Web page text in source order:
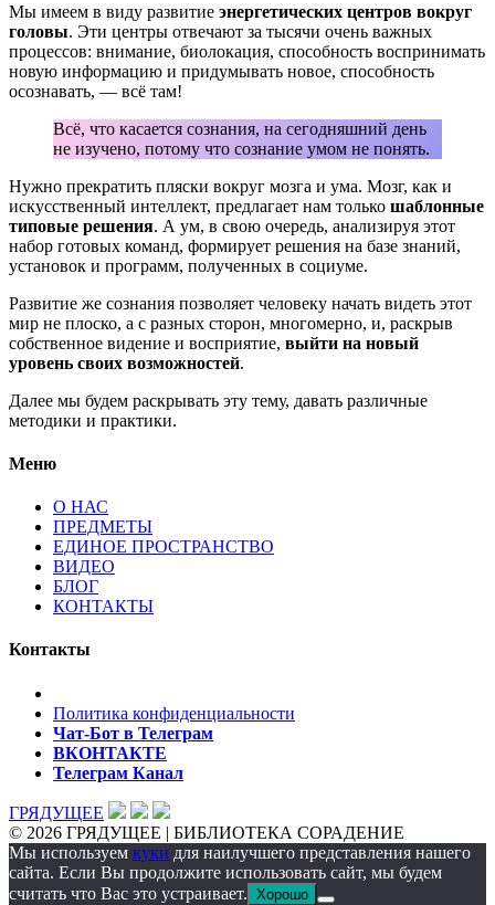
Мы имеем в виду развитие энергетических центров вокруг
головы. Эти центры отвечают за тысячи очень важных
процессов: внимание, биолокация, способность воспринимать
новую информацию и придумывать новое, способность
осознавать, — всё там!
Всё, что касается сознания, на сегодняшний день
не изучено, потому что сознание умом не понять.
Нужно прекратить пляски вокруг мозга и ума. Мозг, как и
искусственный интеллект, предлагает нам только шаблонные
типовые решения. А ум, в свою очередь, анализируя этот
набор готовых команд, формирует решения на базе знаний,
установок и программ, полученных в социуме.
Развитие же сознания позволяет человеку начать видеть этот
мир не плоско, а с разных сторон, многомерно, и, раскрыв
собственное видение и восприятие, выйти на новый
уровень своих возможностей.
Далее мы будем раскрывать эту тему, давать различные
методики и практики.
Меню
О НАС
ПРЕДМЕТЫ
ЕДИНОЕ ПРОСТРАНСТВО
ВИДЕО
БЛОГ
КОНТАКТЫ
Контакты
Политика конфиденциальности
Чат-Бот в Телеграм
ВКОНТАКТЕ
Телеграм Канал
ГРЯДУЩЕЕ
© 2026 ГРЯДУЩЕЕ | БИБЛИОТЕКА СОРАДЕНИЕ
Мы используем куки для наилучшего представления нашего
сайта. Если Вы продолжите использовать сайт, мы будем
считать что Вас это устраивает. Хорошо